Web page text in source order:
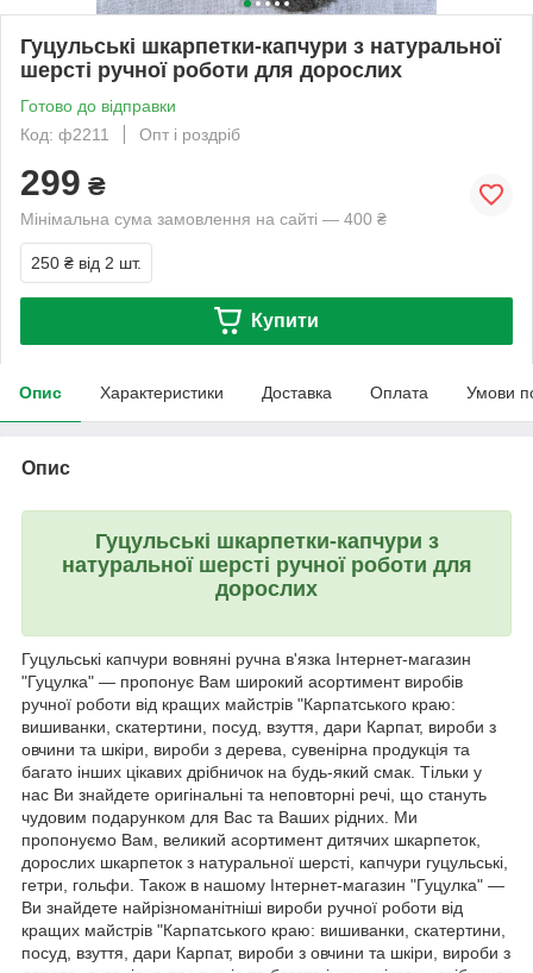
Гуцульські шкарпетки-капчури з натуральної
шерсті ручної роботи для дорослих
Готово до відправки
Код: ф2211
Опт і роздріб
299 ₴
Мінімальна сума замовлення на сайті — 400 ₴
250 ₴ від 2 шт.
Купити
Опис Характеристики Доставка Оплата Умови
Опис
Гуцульські шкарпетки-капчури з
натуральної шерсті ручної роботи для
дорослих
Гуцульські капчури вовняні ручна в'язка Інтернет-магазин
"Гуцулка" ― пропонує Вам широкий асортимент виробів
ручної роботи від кращих майстрів "Карпатського краю:
вишиванки, скатертини, посуд, взуття, дари Карпат, вироби з
овчини та шкіри, вироби з дерева, сувенірна продукція та
багато інших цікавих дрібничок на будь-який смак. Тільки у
нас Ви знайдете оригінальні та неповторні речі, що стануть
чудовим подарунком для Вас та Ваших рідних. Ми
пропонуємо Вам, великий асортимент дитячих шкарпеток,
дорослих шкарпеток з натуральної шерсті, капчури гуцульські,
гетри, гольфи. Також в нашому Інтернет-магазин "Гуцулка" ―
Ви знайдете найрізноманітніші вироби ручної роботи від
кращих майстрів "Карпатського краю: вишиванки, скатертини,
посуд, взуття, дари Карпат, вироби з овчини та шкіри, вироби з